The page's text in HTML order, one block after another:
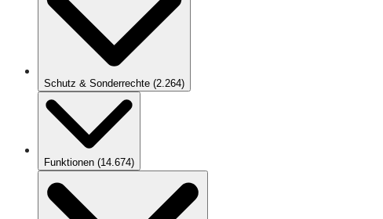
Schutz & Sonderrechte (2.264)
Funktionen (14.674)